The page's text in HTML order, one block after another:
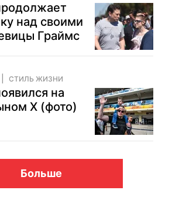
над своими
Граймс
СТИЛЬ ЖИЗНИ
на
Х (фото)
Больше